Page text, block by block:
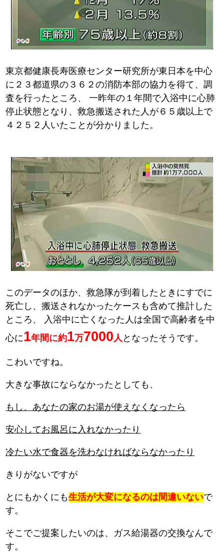
東京都健康長寿医療センター研究所が東日本を中心
に２３都道県の３６２の消防本部の協力を得て、調
査を行ったところ、
一昨年の１年間で入浴中に心肺
停止状態となり、救急搬送された人が６５歳以上で
４２５２人いたことが分かりました。
このデータのほか、救急隊が到着したときにすでに
死亡し、搬送されなかったケースも含めて推計した
ところ、
入浴中に亡くなった人は全国で高齢者を中
心に1年間に約1万7000 人 となったそうです。
こわいですね。
大きな事故にならなかったとしても、
もし、あなたの家のお湯が使えなくなったら
安心してお風呂に入れなかったり
冷たい水で食器を洗わなければならなかったり
きりがないですが
とにもかくにも生活が大変になるのは間違いないで
す。
そこでご提案したいのは、ガス給湯器の交換なんで
す。